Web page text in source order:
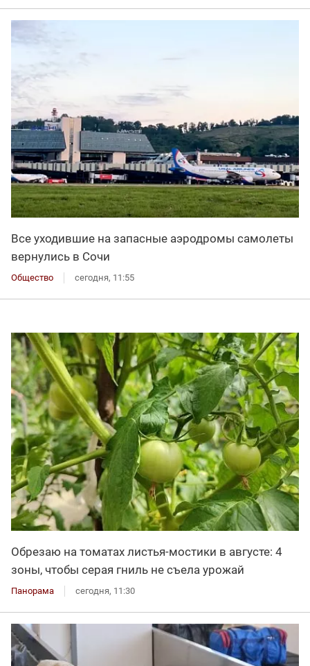
Все уходившие на запасные аэродромы самолеты
вернулись в Сочи
Общество сегодня, 11:55
Обрезаю на томатах листья-мостики в августе: 4
зоны, чтобы серая гниль не съела урожай
Панорама сегодня, 11:30